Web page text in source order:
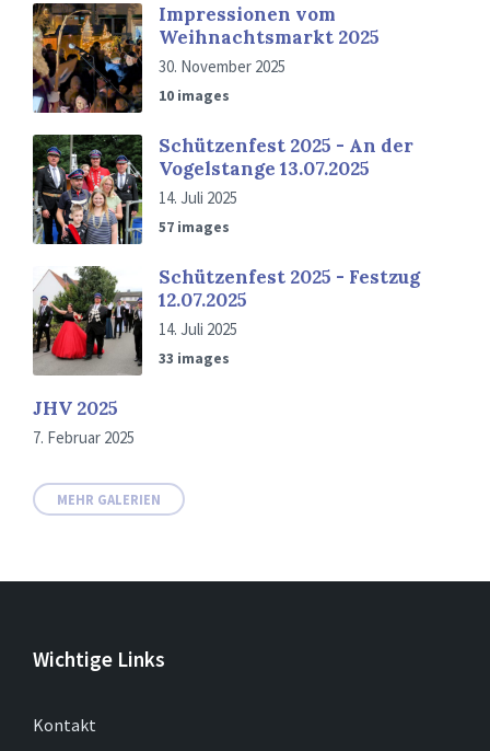
Impressionen vom
Weihnachtsmarkt 2025
30. November 2025
10 images
Schützenfest 2025 - An der
Vogelstange 13.07.2025
14. Juli 2025
57 images
Schützenfest 2025 - Festzug
12.07.2025
14. Juli 2025
33 images
JHV 2025
7. Februar 2025
MEHR GALERIEN
Wichtige Links
Kontakt